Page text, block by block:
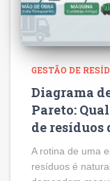
GESTÃO DE
Diagrama
Pareto:
de resíduos
A rotina de uma
resíduos é